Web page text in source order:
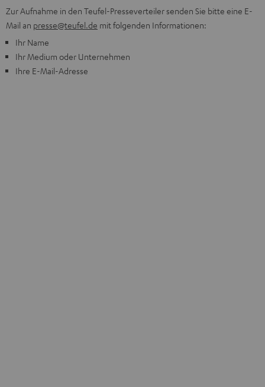
Zur Aufnahme in den Teufel-Presseverteiler senden Sie bitte eine E-
Mail an presse@teufel.de mit folgenden Informationen:
Ihr Name
Ihr Medium oder Unternehmen
Ihre E-Mail-Adresse